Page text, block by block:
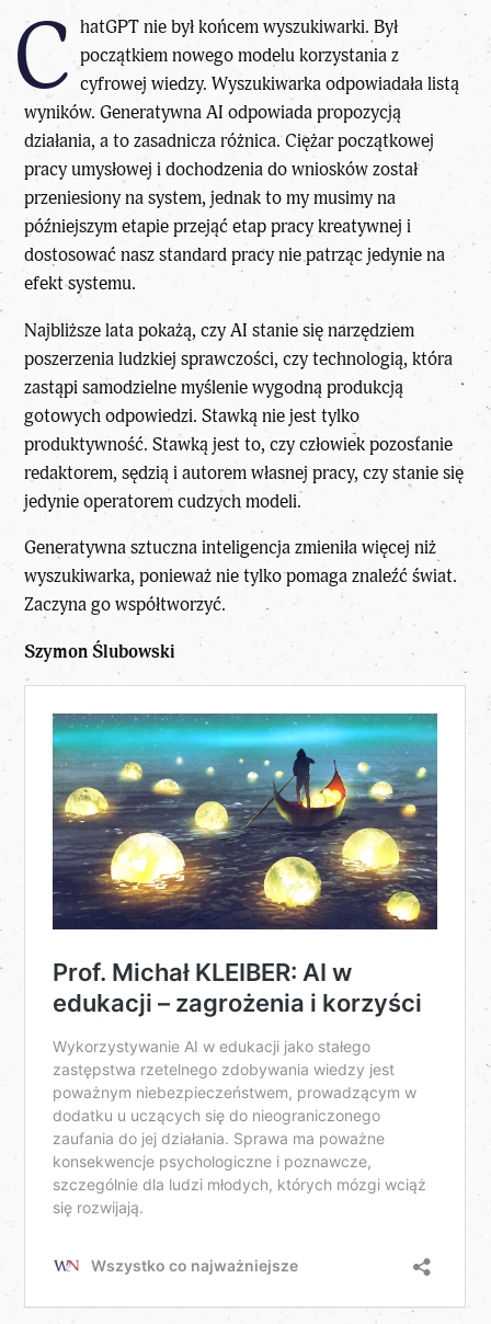
C hatGPT nie był końcem wyszukiwarki. Był
początkiem nowego modelu korzystania z
cyfrowej wiedzy. Wyszukiwarka odpowiadała listą
wyników. Generatywna AI odpowiada propozycją
działania, a to zasadnicza różnica. Ciężar początkowej
pracy umysłowej i dochodzenia do wniosków został
przeniesiony na system, jednak to my musimy na
późniejszym etapie przejąć etap pracy kreatywnej i
dostosować nasz standard pracy nie patrząc jedynie na
efekt systemu.
Najbliższe lata pokażą, czy AI stanie się narzędziem
poszerzenia ludzkiej sprawczości, czy technologią, która
zastąpi samodzielne myślenie wygodną produkcją
gotowych odpowiedzi. Stawką nie jest tylko
produktywność. Stawką jest to, czy człowiek pozostanie
redaktorem, sędzią i autorem własnej pracy, czy stanie się
jedynie operatorem cudzych modeli.
Generatywna sztuczna inteligencja zmieniła więcej niż
wyszukiwarka, ponieważ nie tylko pomaga znaleźć świat.
Zaczyna go współtworzyć.
Szymon Ślubowski